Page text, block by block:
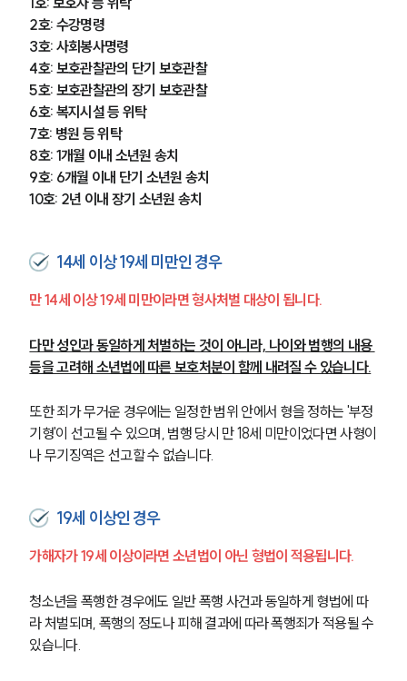
2호: 수강명령
3호: 사회봉사명령
4호: 보호관찰관의 단기 보호관찰
5호: 보호관찰관의 장기 보호관찰
6호: 복지시설 등 위탁
7호: 병원 등 위탁
8호: 1개월 이내 소년원 송치
9호: 6개월 이내 단기 소년원 송치
10호: 2년 이내 장기 소년원 송치
14세 이상 19세 미만인 경우
만 14세 이상 19세 미만이라면 형사처벌 대상이 됩니다.
다만 성인과 동일하게 처벌하는 것이 아니라, 나이와 범행의 내용
등을 고려해 소년법에 따른 보호처분이 함께 내려질 수 있습니다.
또한 죄가 무거운 경우에는 일정한 범위 안에서 형을 정하는 '부정
기형'이 선고될 수 있으며, 범행 당시 만 18세 미만이었다면 사형이
나 무기징역은 선고할 수 없습니다.
19세 이상인 경우
가해자가 19세 이상이라면 소년법이 아닌 형법이 적용됩니다.
청소년을 폭행한 경우에도 일반 폭행 사건과 동일하게 형법에 따
라 처벌되며, 폭행의 정도나 피해 결과에 따라 폭행죄가 적용될 수
있습니다.